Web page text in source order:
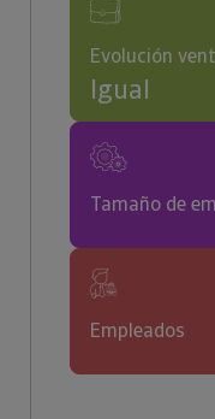
Evolución
Igual
Tamaño de
Empleados